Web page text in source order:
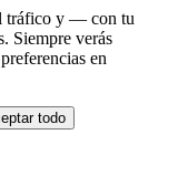
tráfico y — con tu
Siempre verás
en
todo